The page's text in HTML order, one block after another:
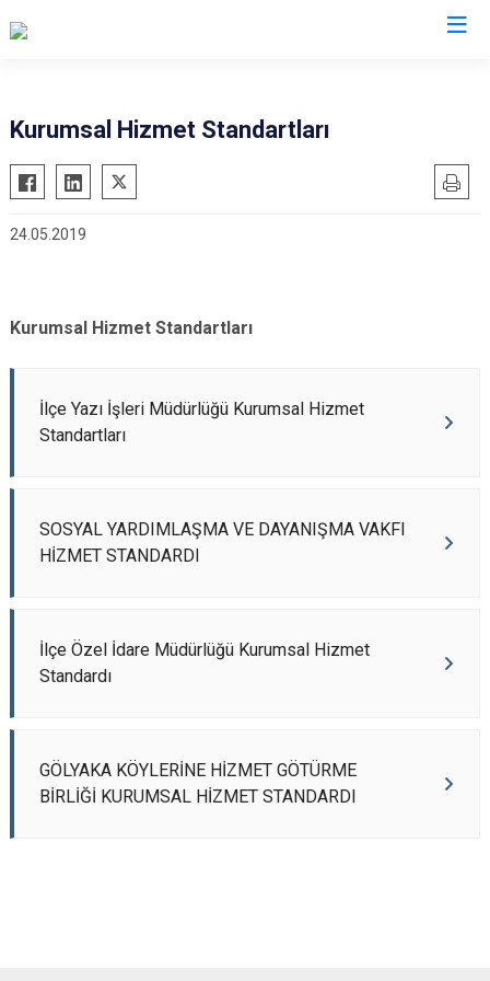
Cumayeri
Akçakoca
Çilimli
Yığılca
Kurumsal Hizmet Standartları
24.05.2019
Kurumsal Hizmet Standartları
İlçe Yazı İşleri Müdürlüğü Kurumsal Hizmet
Standartları
SOSYAL YARDIMLAŞMA VE DAYANIŞMA VAKFI
HİZMET STANDARDI
İlçe Özel İdare Müdürlüğü Kurumsal Hizmet
Standardı
GÖLYAKA KÖYLERİNE HİZMET GÖTÜRME
BİRLİĞİ KURUMSAL HİZMET STANDARDI